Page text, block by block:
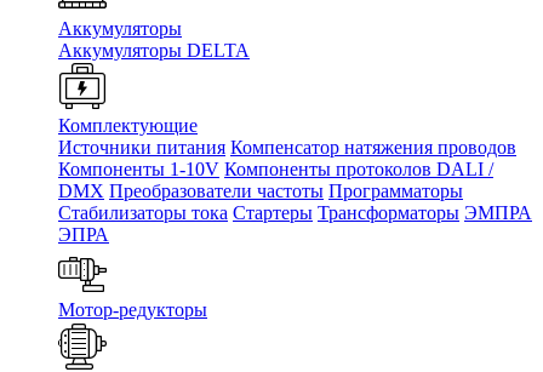
Аккумуляторы
Аккумуляторы DELTA
Комплектующие
Источники питания Компенсатор натяжения проводов
Компоненты 1-10V Компоненты протоколов DALI /
DMX Преобразователи частоты Программаторы
Стабилизаторы тока Стартеры Трансформаторы ЭМПРА
ЭПРА
Мотор-редукторы